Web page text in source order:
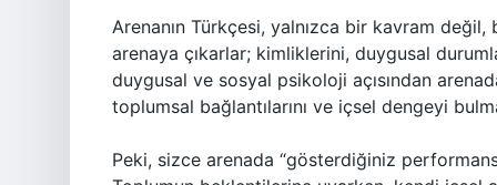
Arenanın Türkçesi, yalnızca bir kavram değil,
arenaya çıkarlar; kimliklerini, duygusal
duygusal ve sosyal psikoloji açısından
toplumsal bağlantılarını ve içsel dengeyi
Peki, sizce arenada “gösterdiğiniz